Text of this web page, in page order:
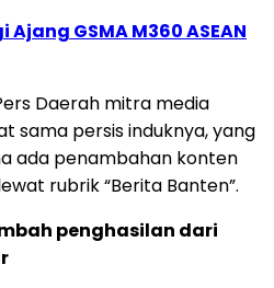
GSMA M360 ASEAN
Daerah mitra media
sama persis induknya, yang
ada penambahan konten
rubrik “Berita Banten”.
penghasilan dari